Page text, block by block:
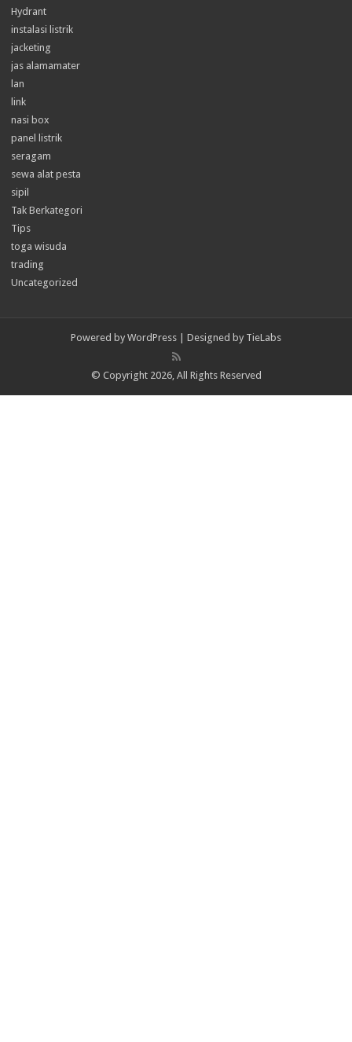
Hydrant
instalasi listrik
jacketing
jas alamamater
lan
link
nasi box
panel listrik
seragam
sewa alat pesta
sipil
Tak Berkategori
Tips
toga wisuda
trading
Uncategorized
Powered by WordPress | Designed by TieLabs
© Copyright 2026, All Rights Reserved